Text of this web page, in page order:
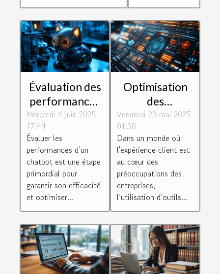
Évaluation des
performances
de votre
chatbot :
méthodes et
bonnes
pratiques
Mercredi 4 juin 2025
17:44
Évaluer les
performances d’un
chatbot est une étape
primordial pour
garantir son efficacité
et optimiser...
Optimisation
des
interactions
clients avec les
outils de
chatbot
avancés
Vendredi 23 mai 2025
01:30
Dans un monde où
l'expérience client est
au cœur des
préoccupations des
entreprises,
l’utilisation d’outils...